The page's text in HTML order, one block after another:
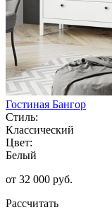
Гостиная Бангор
Стиль:
Классический
Цвет:
Белый
от 32 000 руб.
Рассчитать